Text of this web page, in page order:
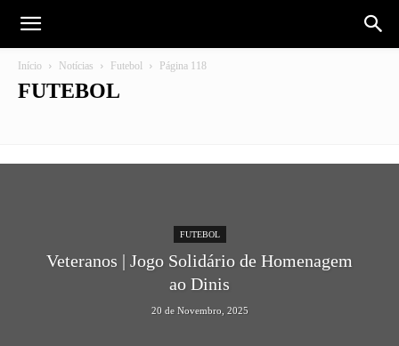
Início Notícias Futebol Página 118
FUTEBOL
FUTEBOL
Veteranos | Jogo Solidário de Homenagem
ao Dinis
20 de Novembro, 2025